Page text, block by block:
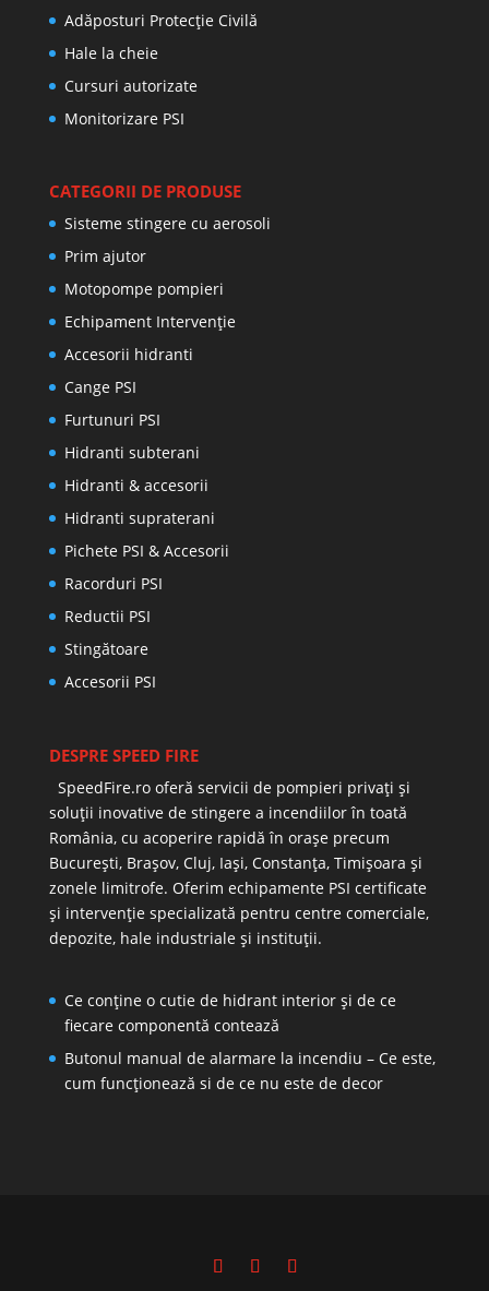
Adăposturi Protecție Civilă
Hale la cheie
Cursuri autorizate
Monitorizare PSI
CATEGORII DE PRODUSE
Sisteme stingere cu aerosoli
Prim ajutor
Motopompe pompieri
Echipament Intervenție
Accesorii hidranti
Cange PSI
Furtunuri PSI
Hidranti subterani
Hidranti & accesorii
Hidranti supraterani
Pichete PSI & Accesorii
Racorduri PSI
Reductii PSI
Stingătoare
Accesorii PSI
DESPRE SPEED FIRE
SpeedFire.ro oferă servicii de pompieri privați și
soluții inovative de stingere a incendiilor în toată
România, cu acoperire rapidă în orașe precum
București, Brașov, Cluj, Iași, Constanța, Timișoara și
zonele limitrofe. Oferim echipamente PSI certificate
și intervenție specializată pentru centre comerciale,
depozite, hale industriale și instituții.
Ce conține o cutie de hidrant interior și de ce
fiecare componentă contează
Butonul manual de alarmare la incendiu – Ce este,
cum funcționează si de ce nu este de decor